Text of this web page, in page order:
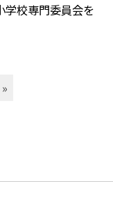
学校専門委員会を
»